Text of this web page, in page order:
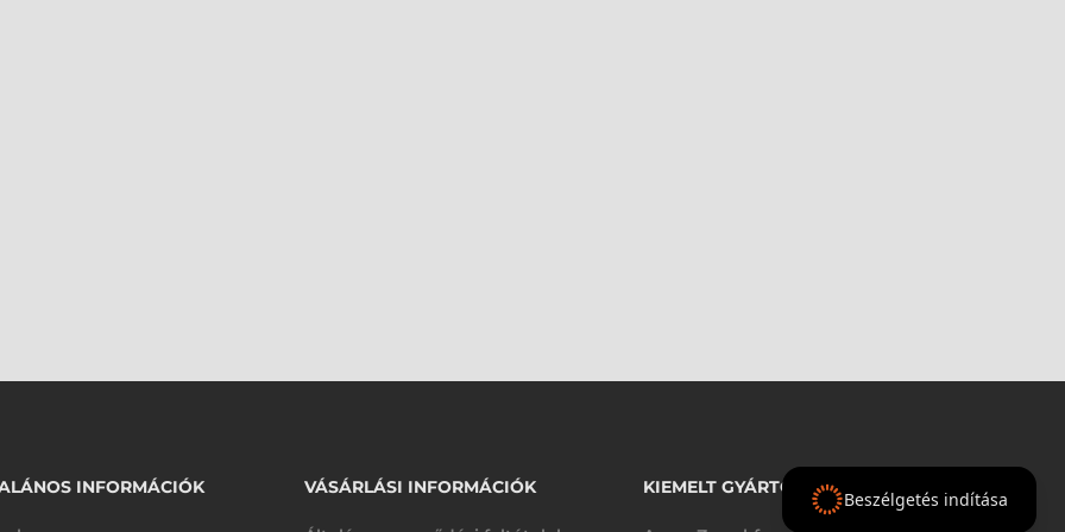
INFORMÁCIÓK VÁSÁRLÁSI INFORMÁCIÓK KIEMELT GYÁRTÓINK
Beszélgetés indítása